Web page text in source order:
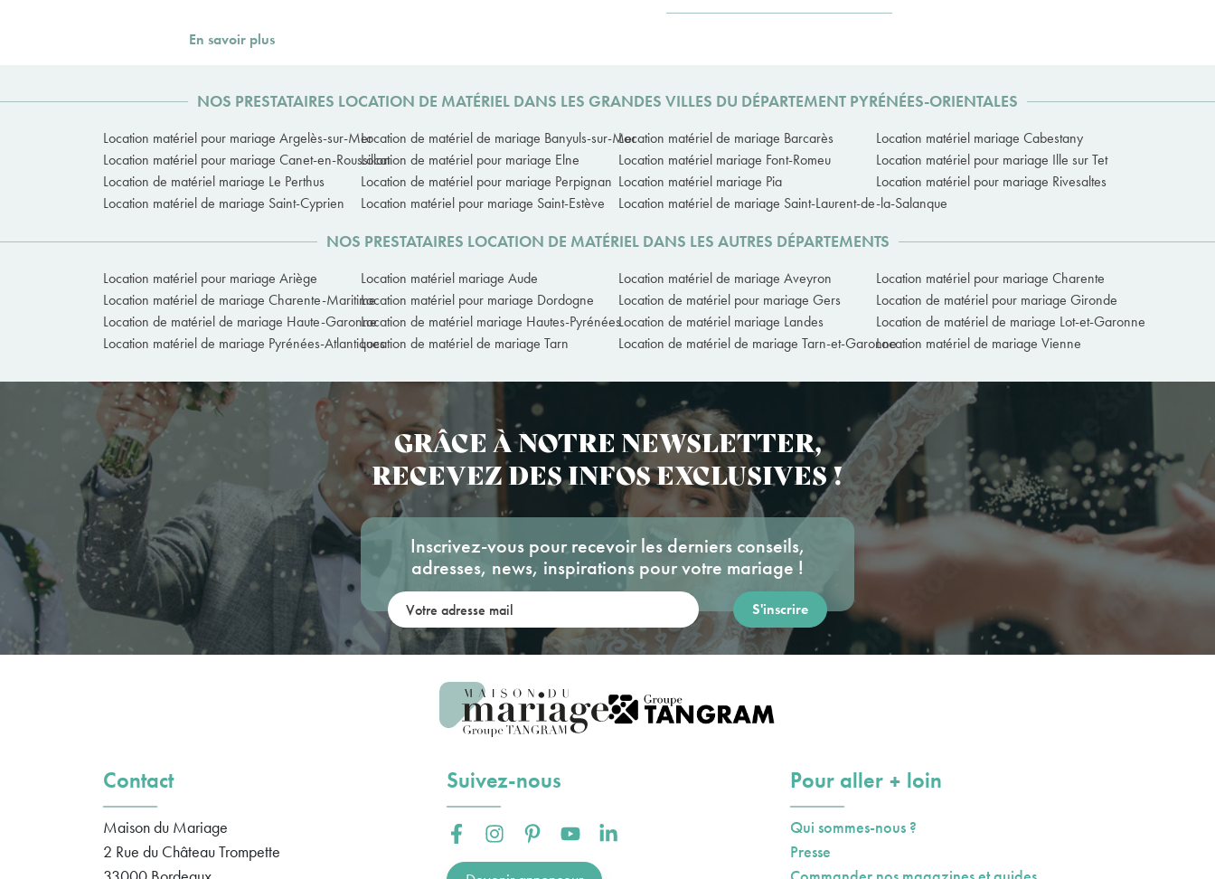
En savoir plus
NOS PRESTATAIRES LOCATION DE MATÉRIEL DANS LES GRANDES VILLES DU DÉPARTEMENT PYRÉNÉES-ORIENTALES
Location matériel pour mariage Argelès-sur-MerLocation de matériel de mariage Banyuls-sur-MerLocation matériel de mariage Barcarès
Location matériel mariage Cabestany
Location matériel pour mariage Canet-en-RoussillonLocation de matériel pour mariage Elne Location matériel mariage Font-Romeu
Location matériel pour mariage Ille sur Tet
Location de matériel mariage Le Perthus
Location de matériel pour mariage Perpignan Location matériel mariage Pia
Location matériel pour mariage Rivesaltes
Location matériel de mariage Saint-Cyprien
Location matériel pour mariage Saint-Estève Location matériel de mariage Saint-Laurent-de-la-Salanque
NOS PRESTATAIRES LOCATION DE MATÉRIEL DANS LES AUTRES DÉPARTEMENTS
Location matériel pour mariage Ariège Location matériel mariage Aude Location matériel de mariage Aveyron
Location matériel pour mariage Charente
Location matériel de mariage Charente-MaritimeLocation matériel pour mariage Dordogne Location de matériel pour mariage Gers
Location de matériel pour mariage Gironde
Location de matériel de mariage Haute-GaronneLocation de matériel mariage Hautes-PyrénéesLocation de matériel mariage Landes
Location de matériel de mariage Lot-et-Garonne
Location matériel de mariage Pyrénées-AtlantiquesLocation de matériel de mariage Tarn Location de matériel de mariage Tarn-et-GaronneLocation matériel de mariage Vienne
GRÂCE À NOTRE NEWSLETTER,
RECEVEZ DES INFOS EXCLUSIVES !
Inscrivez-vous pour recevoir les derniers conseils,
adresses, news, inspirations pour votre mariage !
Votre adresse mail:
Contact
Maison du Mariage
2 Rue du Château Trompette
Suivez-nous
Facebook :Instagram :Pinterest :Youtube :Linkedin :
Pour aller plusloin
Qui sommes-nous ?
Presse